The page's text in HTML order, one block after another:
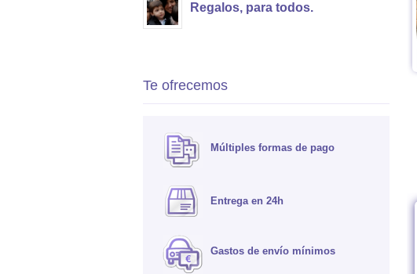
Regalos, para todos.
Te ofrecemos
Múltiples formas de pago
Entrega en 24h
Gastos de envío mínimos